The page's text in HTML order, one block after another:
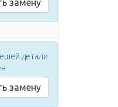
замену
детали
замену